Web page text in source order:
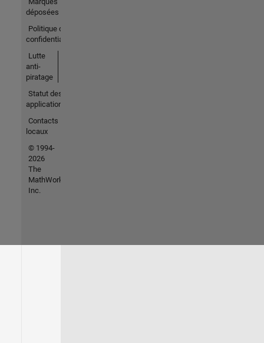
déposées
Politique de
confidentialité
Lutte
anti-
piratage
Statut des
applications
Contacts
locaux
© 1994-
2026
The
MathWorks,
Inc.